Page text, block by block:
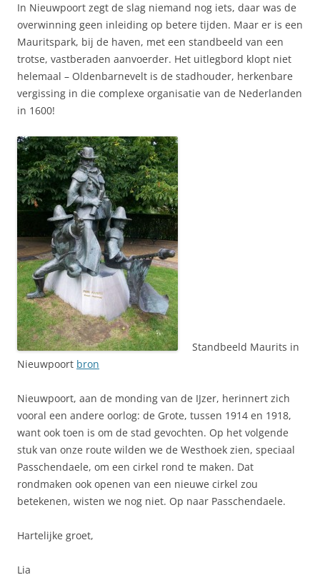
In Nieuwpoort zegt de slag niemand nog iets, daar was de
overwinning geen inleiding op betere tijden. Maar er is een
Mauritspark, bij de haven, met een standbeeld van een
trotse, vastberaden aanvoerder. Het uitlegbord klopt niet
helemaal – Oldenbarnevelt is de stadhouder, herkenbare
vergissing in die complexe organisatie van de Nederlanden
in 1600!
Standbeeld Maurits in
Nieuwpoort bron
Nieuwpoort, aan de monding van de IJzer, herinnert zich
vooral een andere oorlog: de Grote, tussen 1914 en 1918,
want ook toen is om de stad gevochten. Op het volgende
stuk van onze route wilden we de Westhoek zien, speciaal
Passchendaele, om een cirkel rond te maken. Dat
rondmaken ook openen van een nieuwe cirkel zou
betekenen, wisten we nog niet. Op naar Passchendaele.
Hartelijke groet,
Lia